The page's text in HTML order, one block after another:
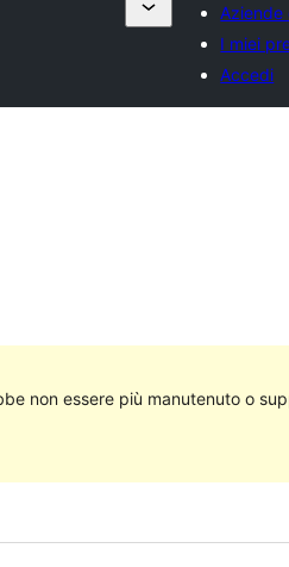
Aziende
I miei
Accedi
non essere più manutenuto o